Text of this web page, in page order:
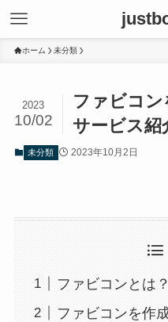
ホーム 未分類
ファビコン
サービス紹
2023
10/02
未分類 2023年10月2日
ファビコンとは？
ファビコンを作